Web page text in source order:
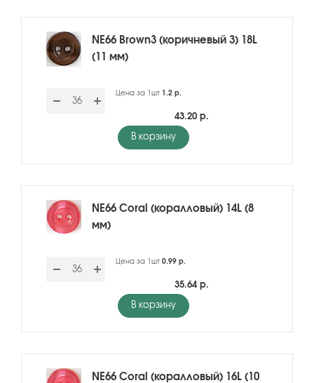
NE66 Brown3 (коричневый 3) 18L
(11 мм)
Цена за 1шт 1.2 р.
43.20 р.
В корзину
NE66 Coral (коралловый) 14L (8
мм)
Цена за 1шт 0.99 р.
35.64 р.
В корзину
NE66 Coral (коралловый) 16L (10